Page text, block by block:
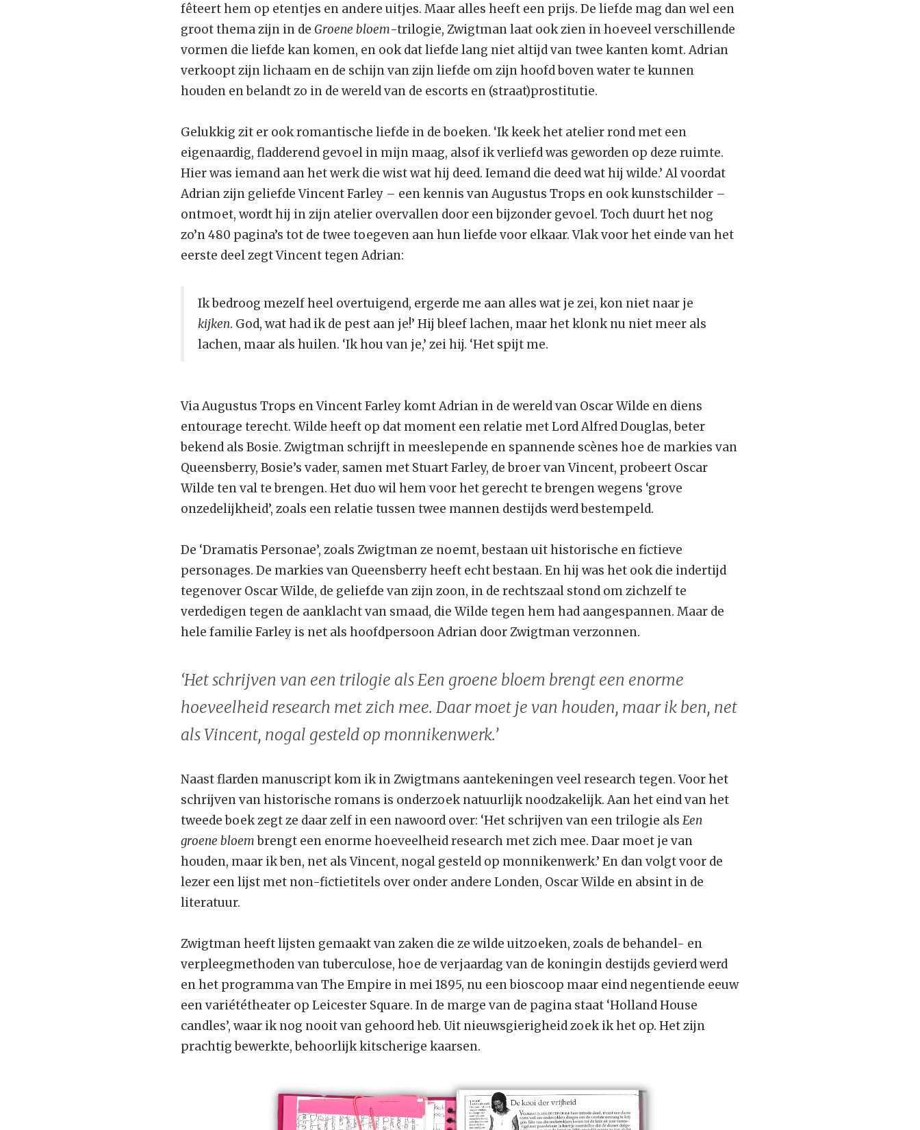
fêteert hem op etentjes en andere uitjes. Maar alles heeft een prijs. De liefde mag dan wel een
groot thema zijn in de Groene bloem-trilogie, Zwigtman laat ook zien in hoeveel verschillende
vormen die liefde kan komen, en ook dat liefde lang niet altijd van twee kanten komt. Adrian
verkoopt zijn lichaam en de schijn van zijn liefde om zijn hoofd boven water te kunnen
houden en belandt zo in de wereld van de escorts en (straat)prostitutie.
Gelukkig zit er ook romantische liefde in de boeken. ‘Ik keek het atelier rond met een
eigenaardig, fladderend gevoel in mijn maag, alsof ik verliefd was geworden op deze ruimte.
Hier was iemand aan het werk die wist wat hij deed. Iemand die deed wat hij wilde.’ Al voordat
Adrian zijn geliefde Vincent Farley – een kennis van Augustus Trops en ook kunstschilder –
ontmoet, wordt hij in zijn atelier overvallen door een bijzonder gevoel. Toch duurt het nog
zo’n 480 pagina’s tot de twee toegeven aan hun liefde voor elkaar. Vlak voor het einde van het
eerste deel zegt Vincent tegen Adrian:
Ik bedroog mezelf heel overtuigend, ergerde me aan alles wat je zei, kon niet naar je
kijken. God, wat had ik de pest aan je!’ Hij bleef lachen, maar het klonk nu niet meer als
lachen, maar als huilen. ‘Ik hou van je,’ zei hij. ‘Het spijt me.
Via Augustus Trops en Vincent Farley komt Adrian in de wereld van Oscar Wilde en diens
entourage terecht. Wilde heeft op dat moment een relatie met Lord Alfred Douglas, beter
bekend als Bosie. Zwigtman schrijft in meeslepende en spannende scènes hoe de markies van
Queensberry, Bosie’s vader, samen met Stuart Farley, de broer van Vincent, probeert Oscar
Wilde ten val te brengen. Het duo wil hem voor het gerecht te brengen wegens ‘grove
onzedelijkheid’, zoals een relatie tussen twee mannen destijds werd bestempeld.
De ‘Dramatis Personae’, zoals Zwigtman ze noemt, bestaan uit historische en fictieve
personages. De markies van Queensberry heeft echt bestaan. En hij was het ook die indertijd
tegenover Oscar Wilde, de geliefde van zijn zoon, in de rechtszaal stond om zichzelf te
verdedigen tegen de aanklacht van smaad, die Wilde tegen hem had aangespannen. Maar de
hele familie Farley is net als hoofdpersoon Adrian door Zwigtman verzonnen.
‘Het schrijven van een trilogie als Een groene bloem brengt een enorme
hoeveelheid research met zich mee. Daar moet je van houden, maar ik ben, net
als Vincent, nogal gesteld op monnikenwerk.’
Naast flarden manuscript kom ik in Zwigtmans aantekeningen veel research tegen. Voor het
schrijven van historische romans is onderzoek natuurlijk noodzakelijk. Aan het eind van het
tweede boek zegt ze daar zelf in een nawoord over: ‘Het schrijven van een trilogie als Een
groene bloembrengt een enorme hoeveelheid research met zich mee. Daar moet je van
houden, maar ik ben, net als Vincent, nogal gesteld op monnikenwerk.’ En dan volgt voor de
lezer een lijst met non-fictietitels over onder andere Londen, Oscar Wilde en absint in de
literatuur.
Zwigtman heeft lijsten gemaakt van zaken die ze wilde uitzoeken, zoals de behandel- en
verpleegmethoden van tuberculose, hoe de verjaardag van de koningin destijds gevierd werd
en het programma van The Empire in mei 1895, nu een bioscoop maar eind negentiende eeuw
een variététheater op Leicester Square. In de marge van de pagina staat ‘Holland House
candles’, waar ik nog nooit van gehoord heb. Uit nieuwsgierigheid zoek ik het op. Het zijn
prachtig bewerkte, behoorlijk kitscherige kaarsen.